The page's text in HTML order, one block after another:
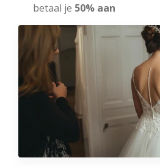
betaal je 50% aan